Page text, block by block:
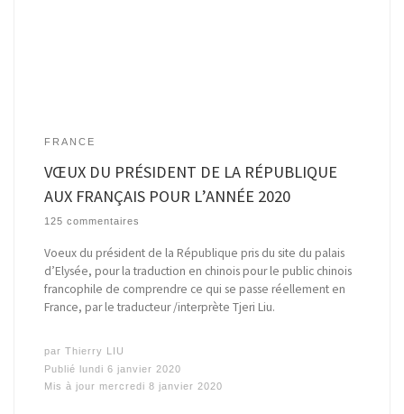
FRANCE
VŒUX DU PRÉSIDENT DE LA RÉPUBLIQUE
AUX FRANÇAIS POUR L’ANNÉE 2020
125 commentaires
Voeux du président de la République pris du site du palais
d’Elysée, pour la traduction en chinois pour le public chinois
francophile de comprendre ce qui se passe réellement en
France, par le traducteur /interprète Tjeri Liu.
parThierry LIU
Publié lundi 6 janvier 2020
Mis à jour mercredi 8 janvier 2020